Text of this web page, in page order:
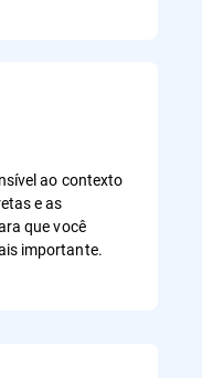
ao contexto
e as
que você
importante.